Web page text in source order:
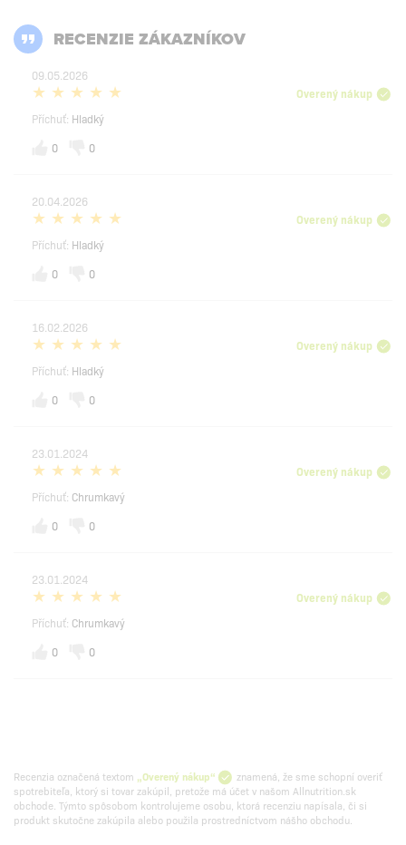
RECENZIE ZÁKAZNÍKOV
09.05.2026
Overený nákup
Příchuť: Hladký
0
0
20.04.2026
Overený nákup
Příchuť: Hladký
0
0
16.02.2026
Overený nákup
Příchuť: Hladký
0
0
23.01.2024
Overený nákup
Příchuť: Chrumkavý
0
0
23.01.2024
Overený nákup
Příchuť: Chrumkavý
0
0
Recenzia označená textom „Overený nákup“
znamená, že sme schopní overiť
spotrebiteľa, ktorý si tovar zakúpil, pretože má účet v našom Allnutrition.sk
obchode. Týmto spôsobom kontrolujeme osobu, ktorá recenziu napísala, či si
produkt skutočne zakúpila alebo použila prostredníctvom nášho obchodu.